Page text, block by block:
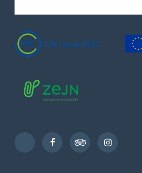
TikTok
FacebookTripAdvisorInstagram